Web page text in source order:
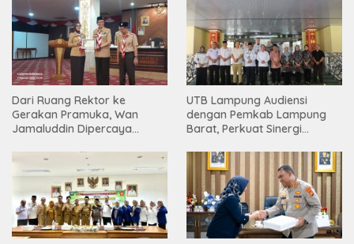
Dari Ruang Rektor ke
Gerakan Pramuka, Wan
Jamaluddin Dipercaya
UTB Lampung Audiensi
dengan Pemkab Lampung
Barat, Perkuat Sinergi
Tinggi